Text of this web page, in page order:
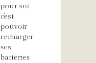
pour soi
c’est
pouvoir
recharger
ses
batteries